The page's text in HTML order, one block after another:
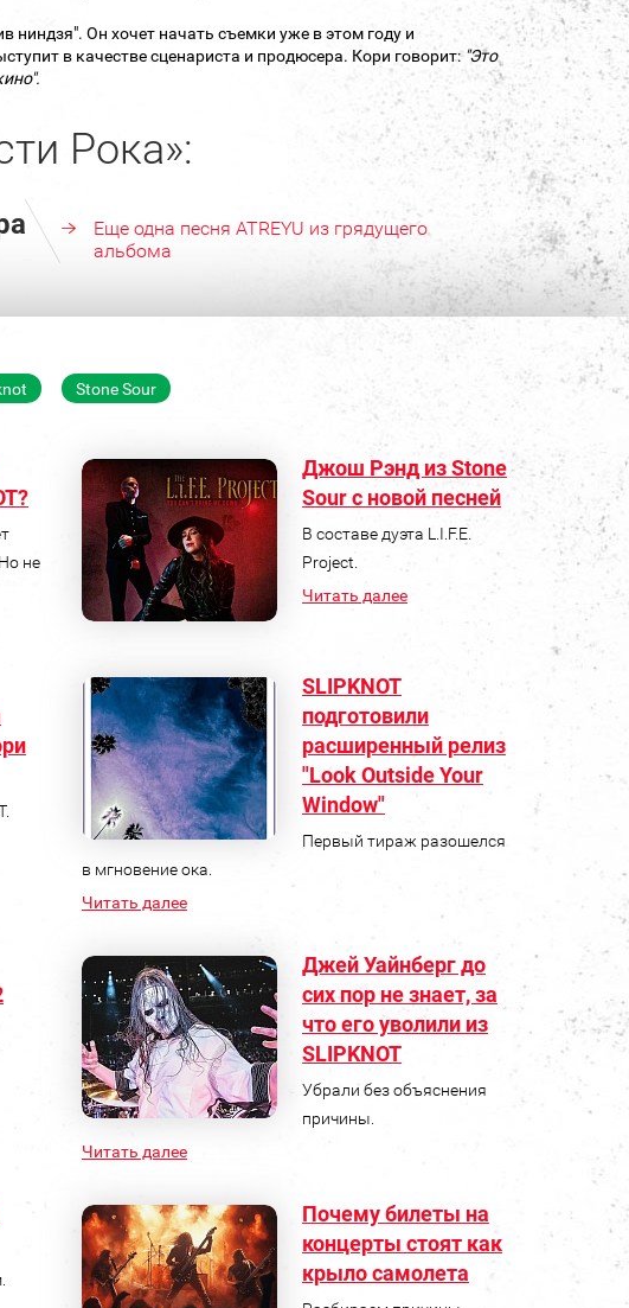
ниндзя". Он хочет начать съемки уже в этом году и
в качестве сценариста и продюсера. Кори говорит:"Это
.
Рока»:
Еще одна песня ATREYU из грядущего
альбома
Stone Sour
не
Джош Рэнд из Stone
Sour с новой песней
В составе дуэта L.I.F.E.
Project.
Читать далее
SLIPKNOT
подготовили
расширенный релиз
"Look Outside Your
Window"
Первый тираж разошелся
в мгновение ока.
Читать далее
Джей Уайнберг до
сих пор не знает, за
что его уволили из
SLIPKNOT
Убрали без объяснения
причины.
Читать далее
Почему билеты на
концерты стоят как
крыло самолета